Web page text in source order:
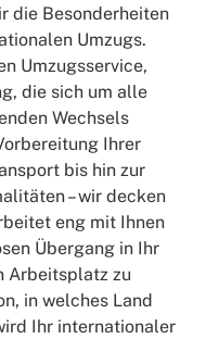
die Besonderheiten
Umzugs.
Umzugsservice,
die sich um alle
Wechsels
Ihrer
bis hin zur
– wir decken
eng mit Ihnen
Übergang in Ihr
Arbeitsplatz zu
in welches Land
Ihr internationaler